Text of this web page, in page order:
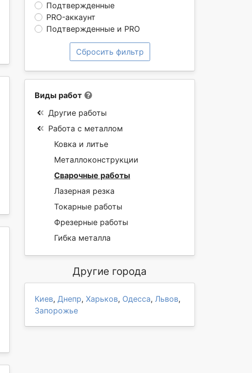
Подтвержденные
PRO-аккаунт
Подтвержденные и PRO
Сбросить фильтр
Виды работ
Другие работы
Работа с металлом
Ковка и литье
Металлоконструкции
Сварочные работы
Лазерная резка
Токарные работы
Фрезерные работы
Гибка металла
Другие города
Киев, Днепр, Харьков, Одесса, Львов,
Запорожье